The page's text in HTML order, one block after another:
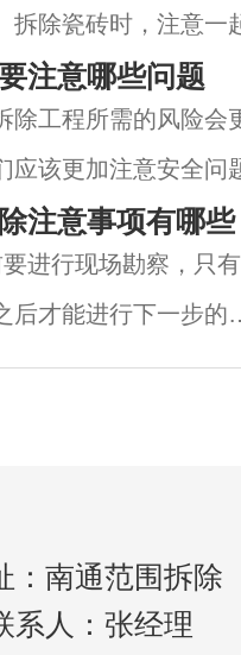
拆除瓷砖时，注意一
只拆除瓷砖，否则你
时，须注意保护地暖
注意哪些问题
除工程所需的风险会
应该更加注意安全问
相关的拆除计划，以
。南京拆除时应注意
注意事项有哪
进行现场勘察，只有
后才能进行下一步的
性来说是十分有必要
：南通范围拆除
系人：张经理